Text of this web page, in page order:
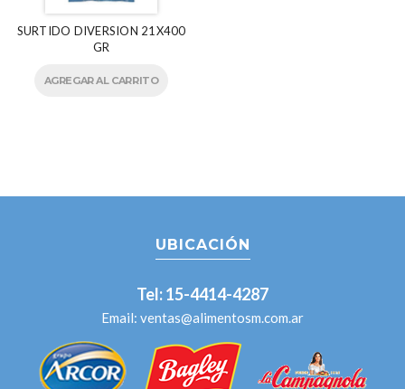
SURTIDO DIVERSION 21X400
GR
AGREGAR AL CARRITO
UBICACIÓN
Tel: 15-4414-4287
Email: ventas@alimentosm.com.ar